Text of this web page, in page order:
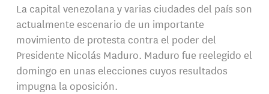
La capital venezolana y varias ciudades del país son
actualmente escenario de un importante
movimiento de protesta contra el poder del
Presidente Nicolás Maduro. Maduro fue reelegido el
domingo en unas elecciones cuyos resultados
impugna la oposición.